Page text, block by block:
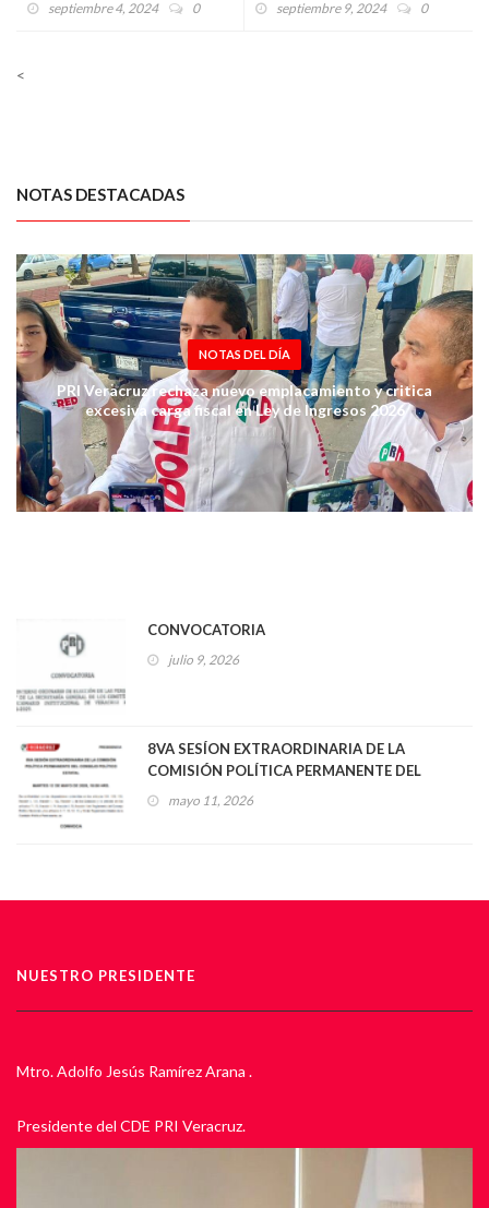
septiembre 4, 2024 0 septiembre 9, 2024 0
<
NOTAS DESTACADAS
NOTAS DEL DÍA
El PRI Veracruz está preparado para competir solo o en
alianza: Adolfo Ramírez Arana
CONVOCATORIA
julio 9, 2026
8VA SESÍON EXTRAORDINARIA DE LA
COMISIÓN POLÍTICA PERMANENTE DEL
CONSEJO POLÍTICO ESTATAL
mayo 11, 2026
NUESTRO PRESIDENTE
Mtro. Adolfo Jesús Ramírez Arana .
Presidente del CDE PRI Veracruz.